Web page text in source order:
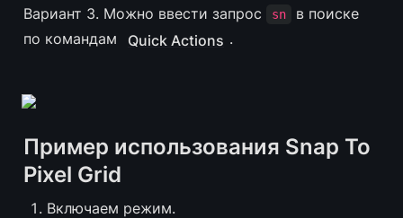
Вариант 3. Можно ввести запрос sn
в поиске
по командам
Quick Actions .
Пример использования Snap To
Pixel Grid
Включаем режим.